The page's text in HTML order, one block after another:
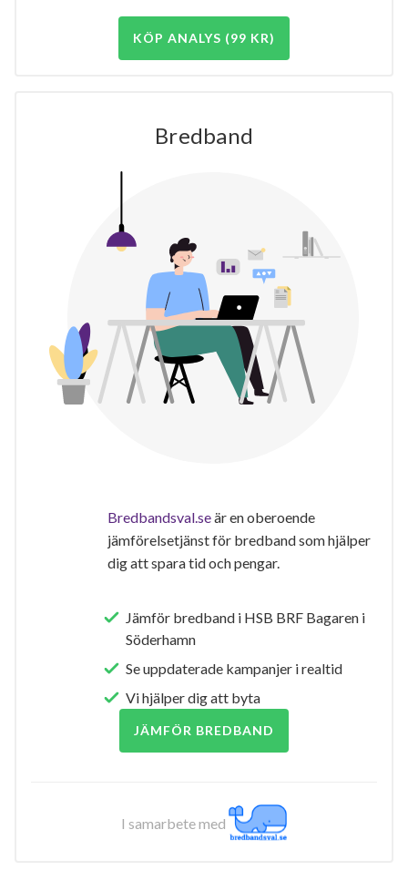
KÖP ANALYS (99 KR)
Bredband
Bredbandsval.seär en oberoende
jämförelsetjänst för bredband som hjälper
dig att spara tid och pengar.
Jämför bredband i HSB BRF Bagaren i
Söderhamn
Se uppdaterade kampanjer i realtid
Vi hjälper dig att byta
JÄMFÖR BREDBAND
I samarbete med